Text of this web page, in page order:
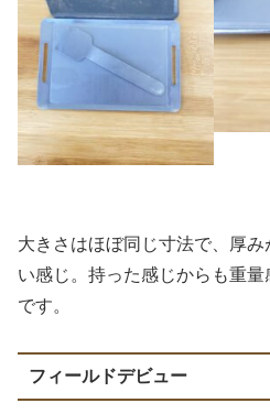
大きさはほぼ同じ寸法で、厚
い感じ。持った感じからも重
です。
フィールドデビュー